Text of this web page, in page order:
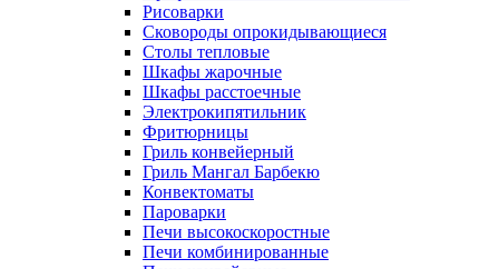
Рисоварки
Сковороды опрокидывающиеся
Столы тепловые
Шкафы жарочные
Шкафы расстоечные
Электрокипятильник
Фритюрницы
Гриль конвейерный
Гриль Мангал Барбекю
Конвектоматы
Пароварки
Печи высокоскоростные
Печи комбинированные